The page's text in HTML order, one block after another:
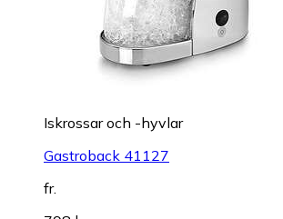
Iskrossar och -hyvlar
Gastroback 41127
fr.